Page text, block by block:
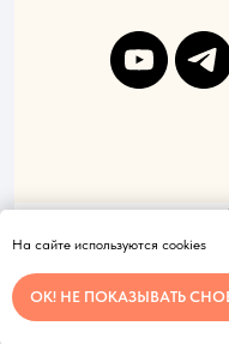
На сайте используются cookies
ОК! НЕ ПОКАЗЫВАТЬ
© ИП Зуйкова Л.В. ИНН
Политика конфиденциальности